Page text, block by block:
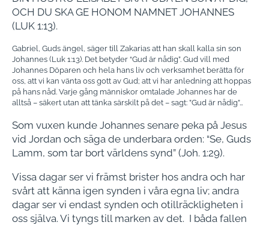
OCH DU SKA GE HONOM NAMNET JOHANNES
(LUK 1:13).
Gabriel, Guds ängel, säger till Zakarias att han skall kalla sin son
Johannes (Luk 1:13). Det betyder “Gud är nådig”. Gud vill med
Johannes Döparen och hela hans liv och verksamhet berätta för
oss, att vi kan vänta oss gott av Gud; att vi har anledning att hoppas
på hans nåd. Varje gång människor omtalade Johannes har de
alltså – säkert utan att tänka särskilt på det – sagt: ”Gud är nådig”…
Som vuxen kunde Johannes senare peka på Jesus
vid Jordan och säga de underbara orden: “Se, Guds
Lamm, som tar bort världens synd” (Joh. 1:29).
Vissa dagar ser vi främst brister hos andra och har
svårt att känna igen synden i våra egna liv; andra
dagar ser vi endast synden och otillräckligheten i
oss själva. Vi tyngs till marken av det. I båda fallen